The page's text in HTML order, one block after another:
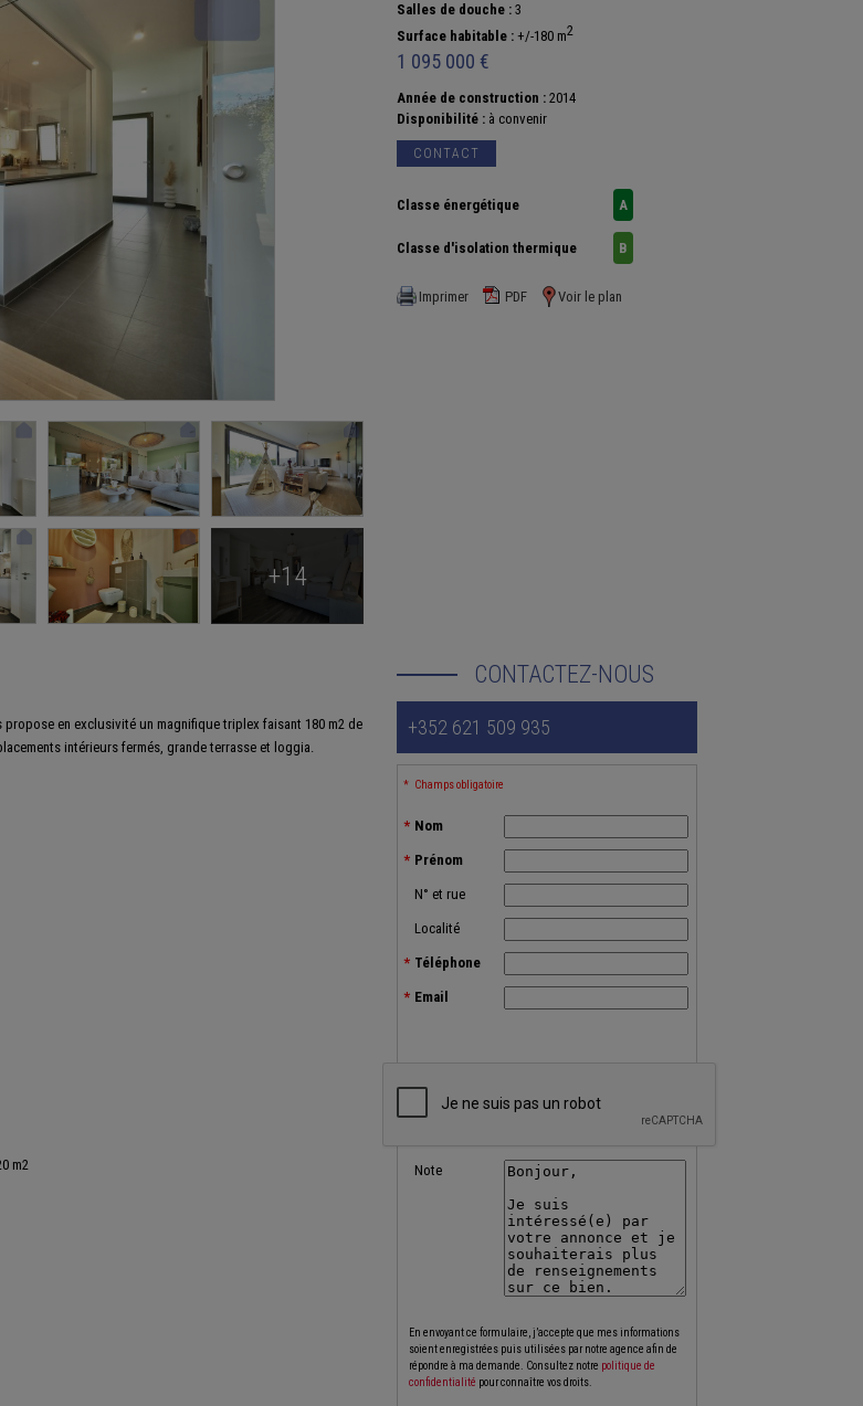
+14
Salles de douche : 3
Surface habitable : +/-180 m2
1 095 000 €
Année de construction : 2014
Disponibilité : à convenir
CONTACT
Classe énergétique A
Classe d'isolation thermique B
Imprimer PDF Voir le plan
en exclusivité un magnifique triplex faisant 180 m2 de
intérieurs fermés, grande terrasse et loggia.
m2
CONTACTEZ-NOUS
+352 621 509 935
Champs obligatoire
Nom
Prénom
N° et rue
Localité
Téléphone
Email
Note
En envoyant ce formulaire, j’accepte que mes informations
soient enregistrées puis utilisées par notre agence afin de
répondre à ma demande. Consultez notre politique de
confidentialité pour connaître vos droits.